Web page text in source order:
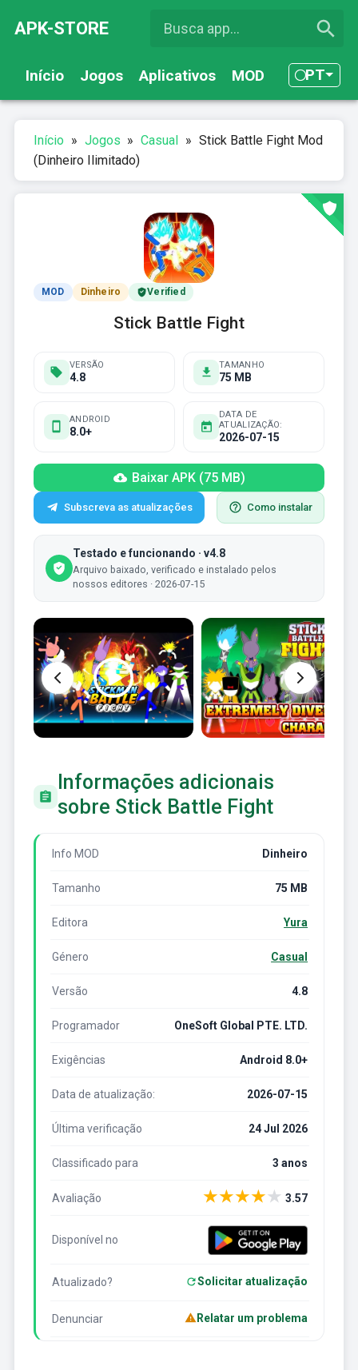
APK-STORE
Início Jogos Aplicativos MOD PT
Início » Jogos » Casual » Stick Battle Fight Mod
(Dinheiro Ilimitado)
MOD Dinheiro Verified
Stick Battle Fight
VERSÃO
4.8
TAMANHO
75 MB
ANDROID
8.0+
DATA DE
ATUALIZAÇÃO:
2026-07-15
Baixar APK (75 MB)
Subscreva as atualizações Como instalar
Testado e funcionando · v4.8
Arquivo baixado, verificado e instalado pelos
nossos editores · 2026-07-15
Informações adicionais
sobre Stick Battle Fight
Info MOD Dinheiro
Tamanho 75 MB
Editora Yura
Género Casual
Versão 4.8
Programador OneSoft Global PTE. LTD.
Exigências Android 8.0+
Data de atualização: 2026-07-15
Última verificação 24 Jul 2026
Classificado para 3 anos
Avaliação ★★★★★ 3.57
Disponível no
Atualizado? Solicitar atualização
Denunciar Relatar um problema